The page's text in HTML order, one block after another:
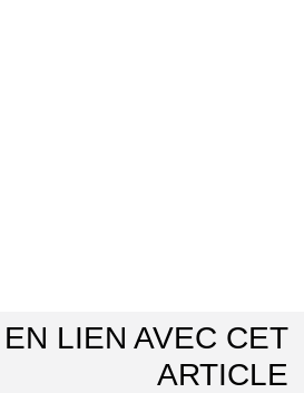
LIEN AVEC CET
ARTICLE